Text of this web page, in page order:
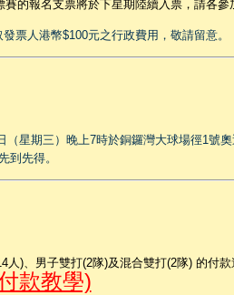
賽的報名支票將於下星期陸續入票，請各
票人港幣$100元之行政費用，敬請留意。
（星期三）晚上7時於銅鑼灣大球場徑1號
到先得。
人)、男子雙打(2隊)及混合雙打(2隊) 的付
款教學)